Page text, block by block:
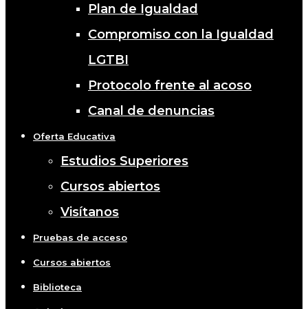
Plan de Igualdad
Compromiso con la Igualdad
LGTBI
Protocolo frente al acoso
Canal de denuncias
Oferta Educativa
Estudios Superiores
Cursos abiertos
Visítanos
Pruebas de acceso
Cursos abiertos
Biblioteca